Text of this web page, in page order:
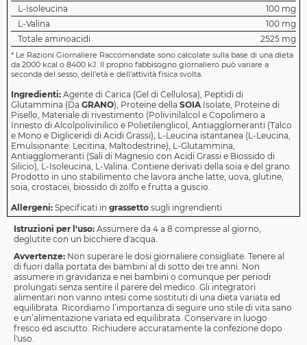
L-Isoleucina
100 mg
L-Valina
100 mg
Totale aminoacidi
2525 mg
* Le Razioni Giornaliere Raccomandate sono calcolate sulla base di una dieta
da 2000 kcal o 8400 kJ. Il proprio fabbisogno giornaliero può variare a
seconda del sesso, dell'età e dell'attività fisica svolta.
Ingredienti: Agente di Carica (Gel di Cellulosa), Peptidi di
Glutammina (Da GRANO), Proteine della SOIAIsolate, Proteine di
Pisello, Materiale di rivestimento (Polivinilalcol e Copolimero a
Innesto di Alcolpolivinilico e Polietilenglicol, Antiagglomeranti (Talco
e Mono e Digliceridi di Acidi Grassi), L-Leucina istantanea (L-Leucina,
Emulsionante: Lecitina, Maltodestrine), L-Glutammina,
Antiagglomeranti (Sali di Magnesio con Acidi Grassi e Biossido di
Silicio), L-Isoleucina, L-Valina. Contiene derivati della soia e del grano.
Prodotto in uno stabilimento che lavora anche latte, uova, glutine,
soia, crostacei, biossido di zolfo e frutta a guscio.
Allergeni: Specificati in grassetto sugli ingrendienti
Istruzioni per l'uso: Assumere da 4 a 8 compresse al giorno,
deglutite con un bicchiere d'acqua.
Avvertenze: Non superare le dosi giornaliere consigliate. Tenere al
di fuori dalla portata dei bambini al di sotto dei tre anni. Non
assumere in gravidanza e nei bambini o comunque per periodi
prolungati senza sentire il parere del medico. Gli integratori
alimentari non vanno intesi come sostituti di una dieta variata ed
equilibrata. Ricordiamo l’importanza di seguire uno stile di vita sano
e un’alimentazione variata ed equilibrata. Conservare in luogo
fresco ed asciutto. Richiudere accuratamente la confezione dopo
l'uso.